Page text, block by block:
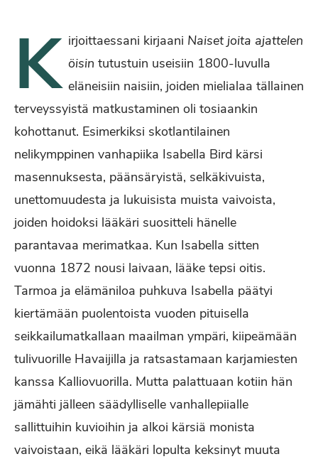
K irjoittaessani kirjaani Naiset joita ajattelen
öisin tutustuin useisiin 1800-luvulla
eläneisiin naisiin, joiden mielialaa tällainen
terveyssyistä matkustaminen oli tosiaankin
kohottanut. Esimerkiksi skotlantilainen
nelikymppinen vanhapiika Isabella Bird kärsi
masennuksesta, päänsäryistä, selkäkivuista,
unettomuudesta ja lukuisista muista vaivoista,
joiden hoidoksi lääkäri suositteli hänelle
parantavaa merimatkaa. Kun Isabella sitten
vuonna 1872 nousi laivaan, lääke tepsi oitis.
Tarmoa ja elämäniloa puhkuva Isabella päätyi
kiertämään puolentoista vuoden pituisella
seikkailumatkallaan maailman ympäri, kiipeämään
tulivuorille Havaijilla ja ratsastamaan karjamiesten
kanssa Kalliovuorilla. Mutta palattuaan kotiin hän
jämähti jälleen säädylliselle vanhallepiialle
sallittuihin kuvioihin ja alkoi kärsiä monista
vaivoistaan, eikä lääkäri lopulta keksinyt muuta